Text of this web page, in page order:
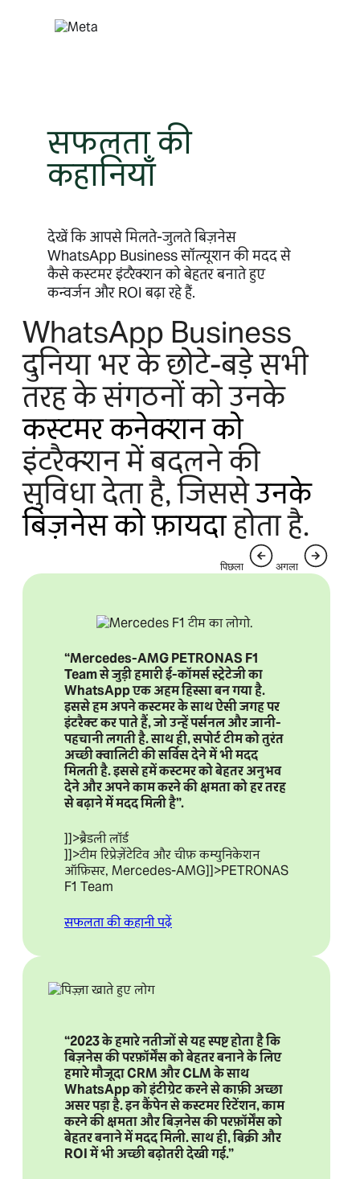
सफलता की
कहानियाँ
देखें कि आपसे मिलते-जुलते बिज़नेस
WhatsApp Business सॉल्यूशन की मदद से
कैसे कस्टमर इंटरैक्शन को बेहतर बनाते हुए
कन्वर्जन और ROI बढ़ा रहे हैं.
WhatsApp Business
दुनिया भर के छोटे-बड़े सभी
तरह के संगठनों को उनके
कस्टमर कनेक्शन को
इंटरैक्शन में बदलने की
सुविधा देता है, जिससेउनके
बिज़नेस को फ़ायदाहोता है.
“Mercedes-AMG PETRONAS F1
Team से जुड़ी हमारी ई-कॉमर्स स्ट्रेटेजी का
WhatsApp एक अहम हिस्सा बन गया है.
इससे हम अपने कस्टमर के साथ ऐसी जगह पर
इंटरैक्ट कर पाते हैं, जो उन्हें पर्सनल और जानी-
पहचानी लगती है. साथ ही, सपोर्ट टीम को तुरंत
अच्छी क्वालिटी की सर्विस देने में भी मदद
मिलती है. इससे हमें कस्टमर को बेहतर अनुभव
देने और अपने काम करने की क्षमता को हर तरह
से बढ़ाने में मदद मिली है”.
]]>ब्रैडली लॉर्ड
]]>टीम रिप्रेज़ेंटेटिव और चीफ़ कम्युनिकेशन
ऑफ़िसर, Mercedes-AMG]]>PETRONAS
F1 Team
सफलता की कहानी पढ़ें
“2023 के हमारे नतीजों से यह स्पष्ट होता है कि
बिज़नेस की परफ़ॉर्मेंस को बेहतर बनाने के लिए
हमारे मौजूदा CRM और CLM के साथ
WhatsApp को इंटीग्रेट करने से काफ़ी अच्छा
असर पड़ा है. इन कैंपेन से कस्टमर रिटेंशन, काम
करने की क्षमता और बिज़नेस की परफ़ॉर्मेंस को
बेहतर बनाने में मदद मिली. साथ ही, बिक्री और
ROI में भी अच्छी बढ़ोतरी देखी गई.”
पिछला अगला